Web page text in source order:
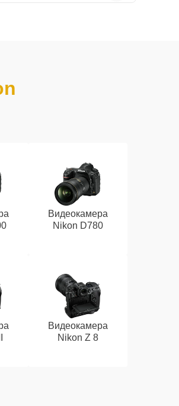
Видеокамера
Nikon D780
Видеокамера
Nikon Z 8